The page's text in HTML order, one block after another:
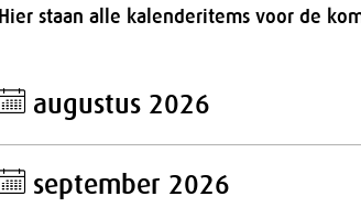
Hier staan alle kalenderitems voor de
augustus 2026
september 2026